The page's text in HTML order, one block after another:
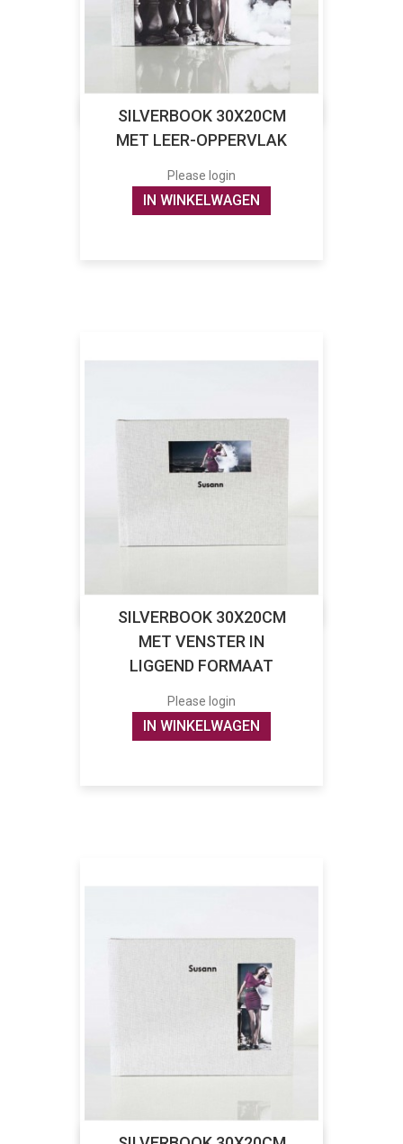
SILVERBOOK 30X20CM
MET LEER-OPPERVLAK
Please login
IN WINKELWAGEN
SILVERBOOK 30X20CM
MET VENSTER IN
LIGGEND FORMAAT
Please login
IN WINKELWAGEN